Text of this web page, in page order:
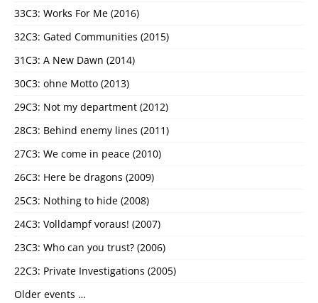
33C3: Works For Me (2016)
32C3: Gated Communities (2015)
31C3: A New Dawn (2014)
30C3: ohne Motto (2013)
29C3: Not my department (2012)
28C3: Behind enemy lines (2011)
27C3: We come in peace (2010)
26C3: Here be dragons (2009)
25C3: Nothing to hide (2008)
24C3: Volldampf voraus! (2007)
23C3: Who can you trust? (2006)
22C3: Private Investigations (2005)
Older events …